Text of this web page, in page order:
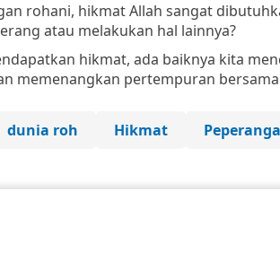
rohani, hikmat Allah sangat
atau melakukan hal lainnya?
hikmat, ada baiknya kita
memenangkan pertempuran bersama
dunia roh Hikmat